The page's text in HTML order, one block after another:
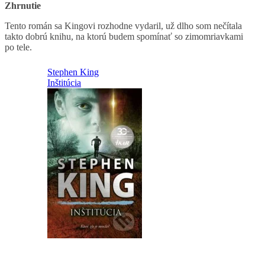
Zhrnutie
Tento román sa Kingovi rozhodne vydaril, už dlho som nečítala
takto dobrú knihu, na ktorú budem spomínať so zimomriavkami
po tele.